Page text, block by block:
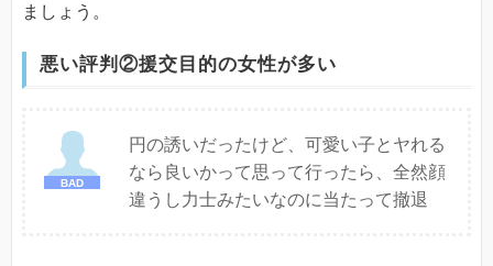
ましょう。
悪い評判②援交目的の女性が多い
円の誘いだったけど、可愛い子とヤれる
なら良いかって思って行ったら、全然顔
違うし力士みたいなのに当たって撤退